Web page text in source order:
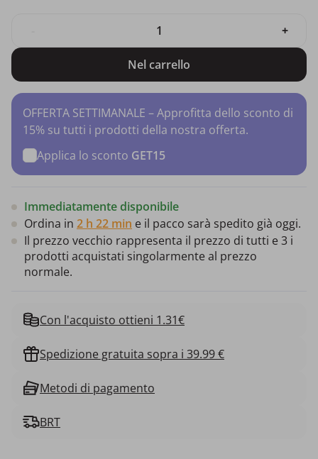
+
Nel carrello
OFFERTA SETTIMANALE – Approfitta dello sconto di
15% su tutti i prodotti della nostra offerta.
Applica lo sconto GET15
Immediatamente disponibile
Ordina in 2 h 22 min e il pacco sarà spedito già oggi.
Il prezzo vecchio rappresenta il prezzo di tutti e 3 i
prodotti acquistati singolarmente al prezzo
normale.
Con l'acquisto ottieni 1.31€
Spedizione gratuita sopra i 39.99 €
Metodi di pagamento
BRT